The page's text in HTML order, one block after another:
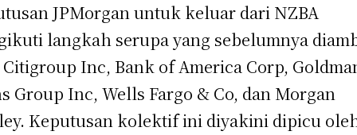
JPMorgan untuk keluar dari NZBA
langkah serupa yang sebelumnya
Inc, Bank of America Corp,
Group Inc, Wells Fargo & Co, dan Morgan
Keputusan kolektif ini diyakini dipicu